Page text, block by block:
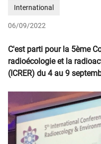
International
06/09/2022
C'est parti pour la 5ème
radioécologie et la
(ICRER) du 4 au 9